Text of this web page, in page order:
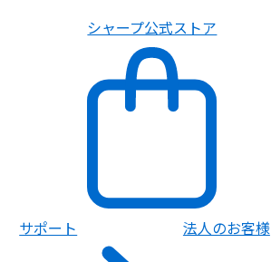
シャープ公式ストア
サポート 法人のお客様